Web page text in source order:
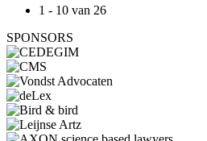
1 - 10 van 26
SPONSORS